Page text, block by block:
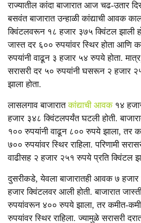
राज्यातील कांदा बाजारात आज चढ-उतार
बसवंत बाजारात उन्हाळी कांद्याची आवक
क्विंटलवरून १८ हजार ३७५ क्विंटल झाली
जास्त दर ६०० रुपयांवर स्थिर होता आणि
रुपयांनी वाढून ३ हजार ५४ रुपये होता.
सरासरी दर ५० रुपयांनी घसरून २ हजार
झाला होता.
लासलगाव बाजारातकांद्याची आवक१४
हजार ३४८ क्विंटलपर्यंत घटली होती.
१०० रुपयांनी वाढून ८०० रुपये झाला, तर
७०० रुपयांवर स्थिर राहिला. परिणामी
वाढीसह २ हजार २५१ रुपये प्रति क्विंटल
दुसरीकडे, येवला बाजारातही आवक ७
हजार क्विंटलवर आली होती. बाजारात
रुपयांवरून ४०० रुपये झाला, तर कमीत-
रुपयांवर स्थिर राहिला. ज्यामुळे सरासरी